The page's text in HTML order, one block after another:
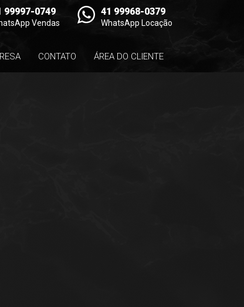
99997-0749
Vendas
41 99968-0379
WhatsApp Locação
CONTATO ÁREA DO CLIENTE